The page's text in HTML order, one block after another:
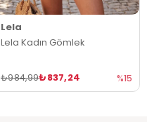
Lela
Lela Kadın Gömlek
₺837,24
₺984,99 %15